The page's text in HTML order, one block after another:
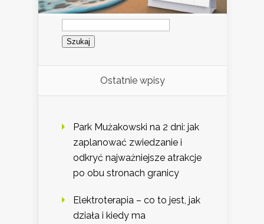
Szukaj:
Ostatnie wpisy
Park Mużakowski na 2 dni: jak
zaplanować zwiedzanie i
odkryć najważniejsze atrakcje
po obu stronach granicy
Elektroterapia – co to jest, jak
działa i kiedy ma